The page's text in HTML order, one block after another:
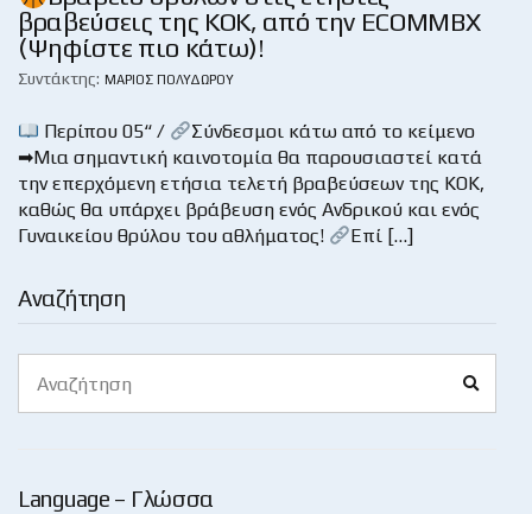
Αναζήτηση
for:
Language – Γλώσσα
βραβεύσεις της ΚΟΚ, από την ECOMMBX
(Ψηφίστε πιο κάτω)!
Συντάκτης: ΜΆΡΙΟΣ ΠΟΛΥΔΏΡΟΥ
Περίπου 05“ /
Σύνδεσμοι κάτω από το κείμενο
➡Μια σημαντική καινοτομία θα παρουσιαστεί κατά
την επερχόμενη ετήσια τελετή βραβεύσεων της ΚΟΚ,
καθώς θα υπάρχει βράβευση ενός Ανδρικού και ενός
Γυναικείου θρύλου του αθλήματος!
Επί […]